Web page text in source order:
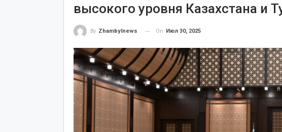
высокого уровня Казахстана и
By Zhambylnews On Июл 30, 2025